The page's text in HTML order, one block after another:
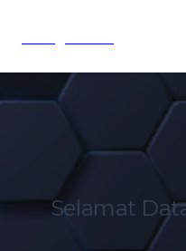
Selamat